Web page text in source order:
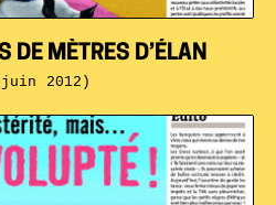
DE MÈTRES D’ÉLAN
2012)